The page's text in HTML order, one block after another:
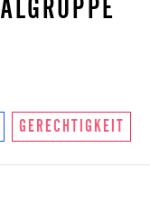
GERECHTIGKEIT